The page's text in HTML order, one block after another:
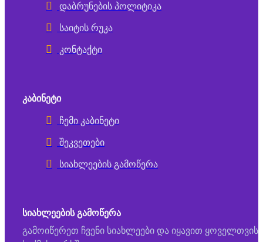
დაბრუნების პოლიტიკა
საიტის რუკა
კონტაქტი
ᲙᲐᲑᲘᲜᲔᲢᲘ
ჩემი კაბინეტი
შეკვეთები
სიახლეების გამოწერა
ᲡᲘᲐᲮᲚᲔᲔᲑᲘᲡ ᲒᲐᲛᲝᲬᲔᲠᲐ
გამოიწერეთ ჩვენი სიახლეები და იყავით ყოველთვის